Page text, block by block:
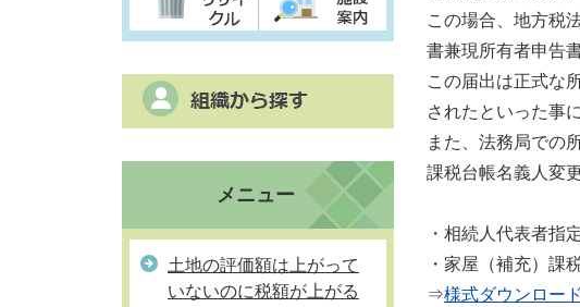
メニュー
土地の評価額は上がって
いないのに税額が上がる
この場合、地方税
書兼現所有者申告
この届出は正式な
されたといった事
また、法務局での
課税台帳名義人変
・相続人代表者指
・家屋（補充）課
⇒様式ダウンロー